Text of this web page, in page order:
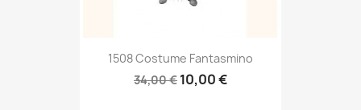
1508 Costume Fantasmino
34,00 € 10,00 €